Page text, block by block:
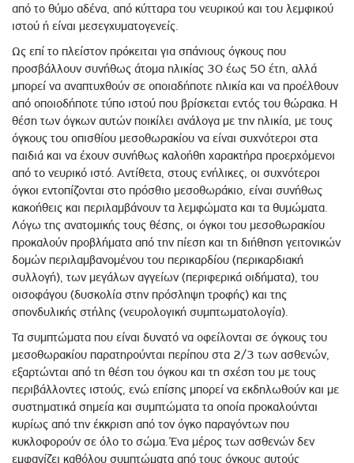
από το θύμο αδένα, από κύτταρα του νευρικού και του λεμφικού
ιστού ή είναι μεσεγχυματογενείς.
Ως επί το πλείστον πρόκειται για σπάνιους όγκους που
προσβάλλουν συνήθως άτομα ηλικίας 30 έως 50 έτη, αλλά
μπορεί να αναπτυχθούν σε οποιαδήποτε ηλικία και να προέλθουν
από οποιοδήποτε τύπο ιστού που βρίσκεται εντός του θώρακα. Η
θέση των όγκων αυτών ποικίλει ανάλογα με την ηλικία, με τους
όγκους του οπισθίου μεσοθωρακίου να είναι συχνότεροι στα
παιδιά και να έχουν συνήθως καλοήθη χαρακτήρα προερχόμενοι
από το νευρικό ιστό. Αντίθετα, στους ενήλικες, οι συχνότεροι
όγκοι εντοπίζονται στο πρόσθιο μεσοθωράκιο, είναι συνήθως
κακοήθεις και περιλαμβάνουν τα λεμφώματα και τα θυμώματα.
Λόγω της ανατομικής τους θέσης, οι όγκοι του μεσοθωρακίου
προκαλούν προβλήματα από την πίεση και τη διήθηση γειτονικών
δομών περιλαμβανομένου του περικαρδίου (περικαρδιακή
συλλογή), των μεγάλων αγγείων (περιφερικά οιδήματα), του
οισοφάγου (δυσκολία στην πρόσληψη τροφής) και της
σπονδυλικής στήλης (νευρολογική συμπτωματολογία).
Τα συμπτώματα που είναι δυνατό να οφείλονται σε όγκους του
μεσοθωρακίου παρατηρούνται περίπου στα 2/3 των ασθενών,
εξαρτώνται από τη θέση του όγκου και τη σχέση του με τους
περιβάλλοντες ιστούς, ενώ επίσης μπορεί να εκδηλωθούν και με
συστηματικά σημεία και συμπτώματα τα οποία προκαλούνται
κυρίως από την έκκριση από τον όγκο παραγόντων που
κυκλοφορούν σε όλο το σώμα. Ένα μέρος των ασθενών δεν
εμφανίζει καθόλου συμπτώματα από τους όγκους αυτούς